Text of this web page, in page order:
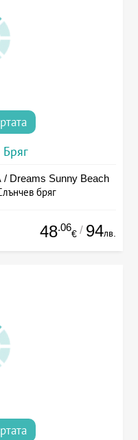
Бряг
/ Dreams Sunny Beach
бряг
48.06
€ / 94лв.